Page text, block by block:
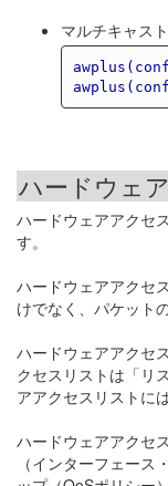
マルチキャス
ハードウェ
ハードウェアアクセ
す。
ハードウェアアクセ
けでなく、パケット
ハードウェアアクセ
クセスリストは「リ
アアクセスリストに
ハードウェアアクセ
（インターフェー